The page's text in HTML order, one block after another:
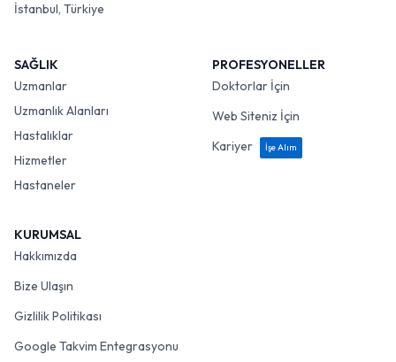
İstanbul, Türkiye
SAĞLIK
Uzmanlar
Uzmanlık Alanları
Hastalıklar
Hizmetler
Hastaneler
PROFESYONELLER
Doktorlar İçin
Web Siteniz İçin
Kariyer
İşe Alım
KURUMSAL
Hakkımızda
Bize Ulaşın
Gizlilik Politikası
Google Takvim Entegrasyonu